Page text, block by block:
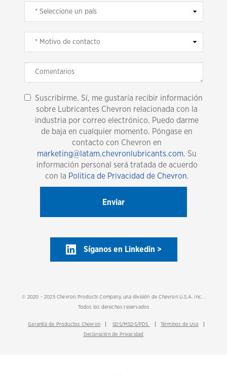
Suscribirme. Sí, me gustaría recibir información
sobre Lubricantes Chevron relacionada con la
industria por correo electrónico. Puedo darme
de baja en cualquier momento. Póngase en
contacto con Chevron en
marketing@latam.chevronlubricants.com. Su
información personal será tratada de acuerdo
con la Politica de Privacidad de Chevron.
Síganos en Linkedin >
© 2020 - 2025 Chevron Products Company, una división de Chevron U.S.A. Inc. .
Todos los derechos reservados
Garantía de Productos Chevron SDS/MSDS/PDS
Términos de Uso
Declaración de Privacidad